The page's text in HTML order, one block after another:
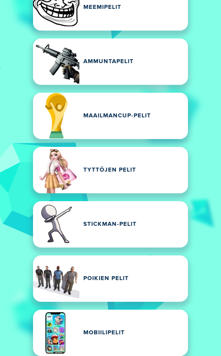
MEEMIPELIT
AMMUNTAPELIT
MAAILMANCUP-PELIT
TYTTÖJEN PELIT
STICKMAN-PELIT
POIKIEN PELIT
MOBIILIPELIT